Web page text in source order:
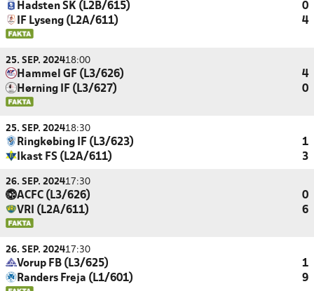
Hadsten SK (L2B/615)
0
IF Lyseng (L2A/611)
4
25. SEP. 202418:00
Hammel GF (L3/626)
4
Hørning IF (L3/627)
0
25. SEP. 202418:30
Ringkøbing IF (L3/623)
1
Ikast FS (L2A/611)
3
26. SEP. 202417:30
ACFC (L3/626)
0
VRI (L2A/611)
6
26. SEP. 202417:30
Vorup FB (L3/625)
1
Randers Freja (L1/601)
9